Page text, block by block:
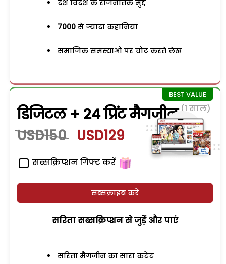
देश विदेश के राजनैतिक मुद्दे
7000 से ज्यादा कहानियां
समाजिक समस्याओं पर चोट करते लेख
डिजिटल + 24 प्रिंट मैगजीन (1 साल)
USD150 USD129
सब्सक्रिप्शन गिफ्ट करें
सब्सक्राइब करें
सरिता सब्सक्रिप्शन से जुड़ेें और पाएं
सरिता मैगजीन का सारा कंटेंट